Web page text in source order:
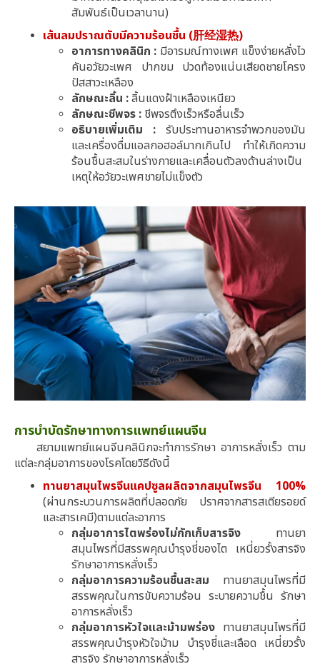
สัมพันธ์เป็นเวลานาน)
เส้นลมปราณตับมีความร้อนชื้น (肝经湿热)
อาการทางคลินิก : มีอารมณ์ทางเพศ แข็งง่ายหลั่งไว
คันอวัยวะเพศ ปากขม ปวดท้องแน่นเสียดชายโครง
ปัสสาวะเหลือง
ลักษณะลิ้น :ลิ้นแดงฝ้าเหลืองเหนียว
ลักษณะชีพจร : ชีพจรตึงเร็วหรือลื่นเร็ว
อธิบายเพิ่มเติม : รับประทานอาหารจำพวกของมัน
และเครื่องดื่มแอลกอฮอล์มากเกินไป ทำให้เกิดความ
ร้อนชื้นสะสมในร่างกายและเคลื่อนตัวลงด้านล่างเป็น
เหตุให้อวัยวะเพศชายไม่แข็งตัว
การบำบัดรักษาทางการแพทย์แผนจีน
สยามแพทย์แผนจีนคลินิกจะทำการรักษา อาการหลั่งเร็ว ตาม
แต่ละกลุ่มอาการของโรคโดยวิธีดังนี้
ทานยาสมุนไพรจีนแคปซูลผลิตจากสมุนไพรจีน 100%
(ผ่านกระบวนการผลิตที่ปลอดภัย ปราศจากสารสเตียรอยด์
และสารเคมี)ตามแต่ละอาการ
กลุ่มอาการไตพร่องไม่กักเก็บสารจิง ทานยา
สมุนไพรที่มีสรรพคุณบำรุงชี่ของไต เหนี่ยวรั้งสารจิง
รักษาอาการหลั่งเร็ว
กลุ่มอาการความร้อนชื้นสะสม ทานยาสมุนไพรที่มี
สรรพคุณในการขับความร้อน ระบายความชื้น รักษา
อาการหลั่งเร็ว
กลุ่มอาการหัวใจและม้ามพร่อง ทานยาสมุนไพรที่มี
สรรพคุณบำรุงหัวใจม้าม บำรุงชี่และเลือด เหนี่ยวรั้ง
สารจิง รักษาอาการหลั่งเร็ว